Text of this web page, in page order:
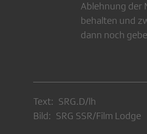
Ablehnung der
behalten und
dann noch
Text: SRG.D/lh
Bild: SRG SSR/Film Lodge